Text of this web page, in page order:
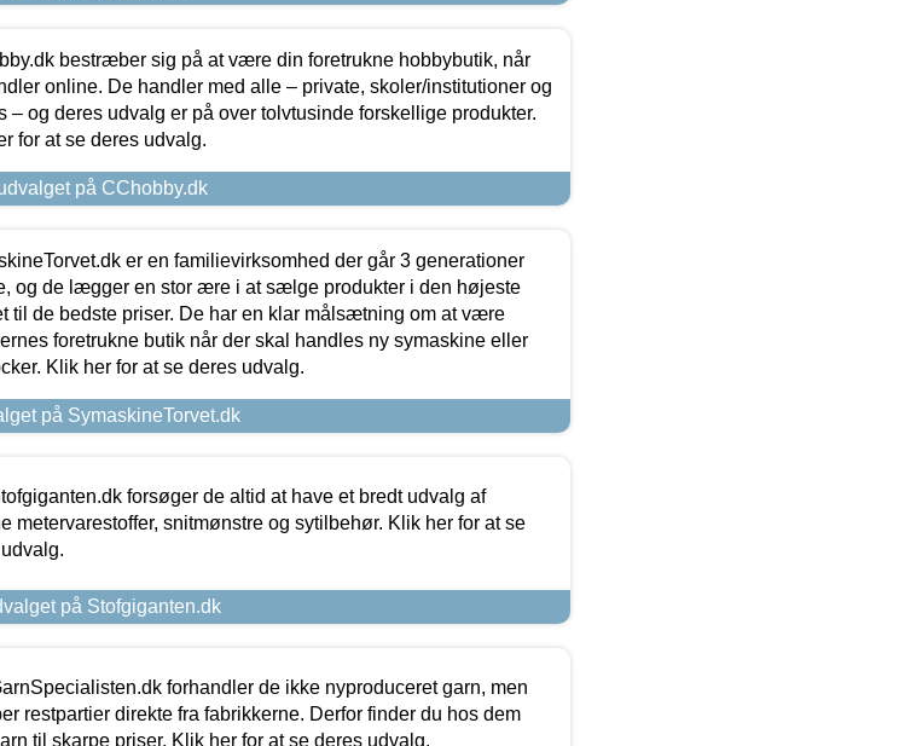
bestræber sig på at være din foretrukne hobbybutik, når
online. De handler med alle – private, skoler/institutioner og
– og deres udvalg er på over tolvtusinde forskellige produkter.
for at se deres udvalg.
på CChobby.dk
er en familievirksomhed der går 3 generationer
og de lægger en stor ære i at sælge produkter i den højeste
til de bedste priser. De har en klar målsætning om at være
foretrukne butik når der skal handles ny symaskine eller
Klik her for at se deres udvalg.
på SymaskineTorvet.dk
forsøger de altid at have et bredt udvalg af
metervarestoffer, snitmønstre og sytilbehør. Klik her for at se
på Stofgiganten.dk
forhandler de ikke nyproduceret garn, men
restpartier direkte fra fabrikkerne. Derfor finder du hos dem
til skarpe priser. Klik her for at se deres udvalg.